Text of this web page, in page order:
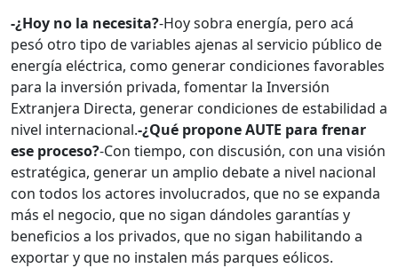
-¿Hoy no la necesita?-Hoy sobra energía, pero acá
pesó otro tipo de variables ajenas al servicio público de
energía eléctrica, como generar condiciones favorables
para la inversión privada, fomentar la Inversión
Extranjera Directa, generar condiciones de estabilidad a
nivel internacional.-¿Qué propone AUTE para frenar
ese proceso?-Con tiempo, con discusión, con una visión
estratégica, generar un amplio debate a nivel nacional
con todos los actores involucrados, que no se expanda
más el negocio, que no sigan dándoles garantías y
beneficios a los privados, que no sigan habilitando a
exportar y que no instalen más parques eólicos.